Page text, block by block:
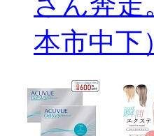
本市中下